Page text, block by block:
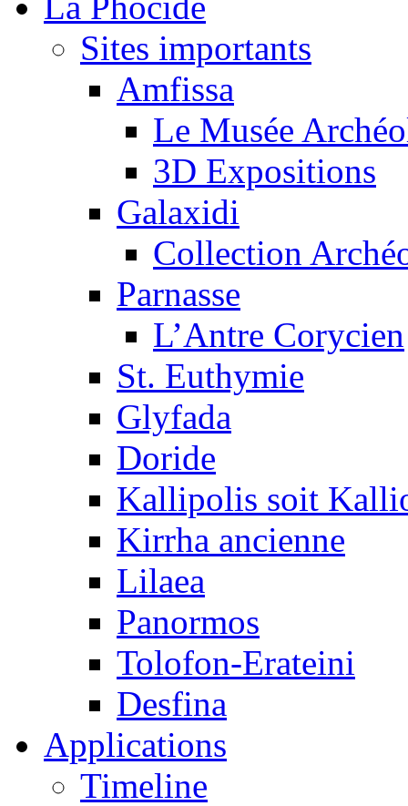
Sites importants
Amfissa
Le Musée
3D Expositions
Galaxidi
Collection
Parnasse
L’Antre Corycien
St. Euthymie
Glyfada
Doride
Kallipolis soit
Kirrha ancienne
Lilaea
Panormos
Tolofon-Erateini
Desfina
Applications
Timeline